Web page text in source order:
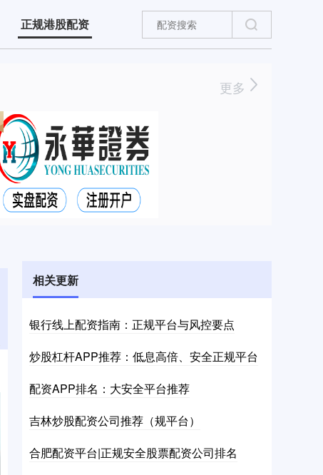
正规港股配资
更多
相关更新
银行线上配资指南：正规平台与风控要点
炒股杠杆APP推荐：低息高倍、安全正规平台
配资APP排名：大安全平台推荐
吉林炒股配资公司推荐（规平台）
合肥配资平台|正规安全股票配资公司排名